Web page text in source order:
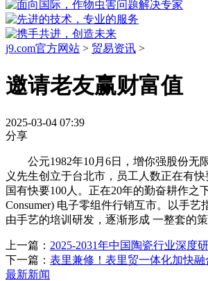
j9.com官方网站 > 贸易资讯 >
邀请老友赢财富值
2025-03-04 07:39
分享
公元1982年10月6日，增你强股份无
义先生创立于台北市，员工人数正在有快
国有快要100人。正在20年的勤奋耕作之下
Consumer) 电子零组件行销互市。以手艺
由手艺的培训研发，逐渐形成 一整套的策
上一篇： 2025-2031年中国陶瓷行业深度
下一篇： 表里兼修！表里贸一体化加快
最新新闻